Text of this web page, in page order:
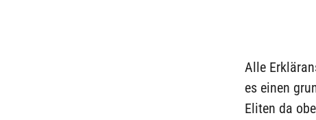
Alle
es einen
Eliten da